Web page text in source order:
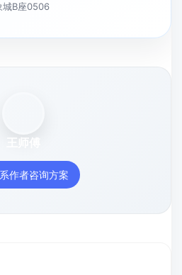
城B座0506
王师傅
作者咨询方案